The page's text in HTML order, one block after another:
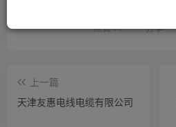
点赞11 分享
上一篇
天津友惠电线电缆有限公司